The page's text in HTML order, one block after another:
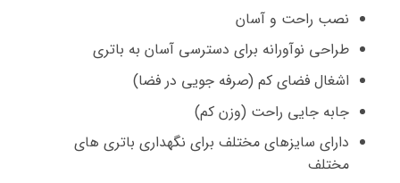
نصب راحت و آسان
طراحی نوآورانه برای دسترسی آسان به باتری
اشغال فضای کم (صرفه جویی در فضا)
جابه جایی راحت (وزن کم)
دارای سایزهای مختلف برای نگهداری باتری های
مختلف